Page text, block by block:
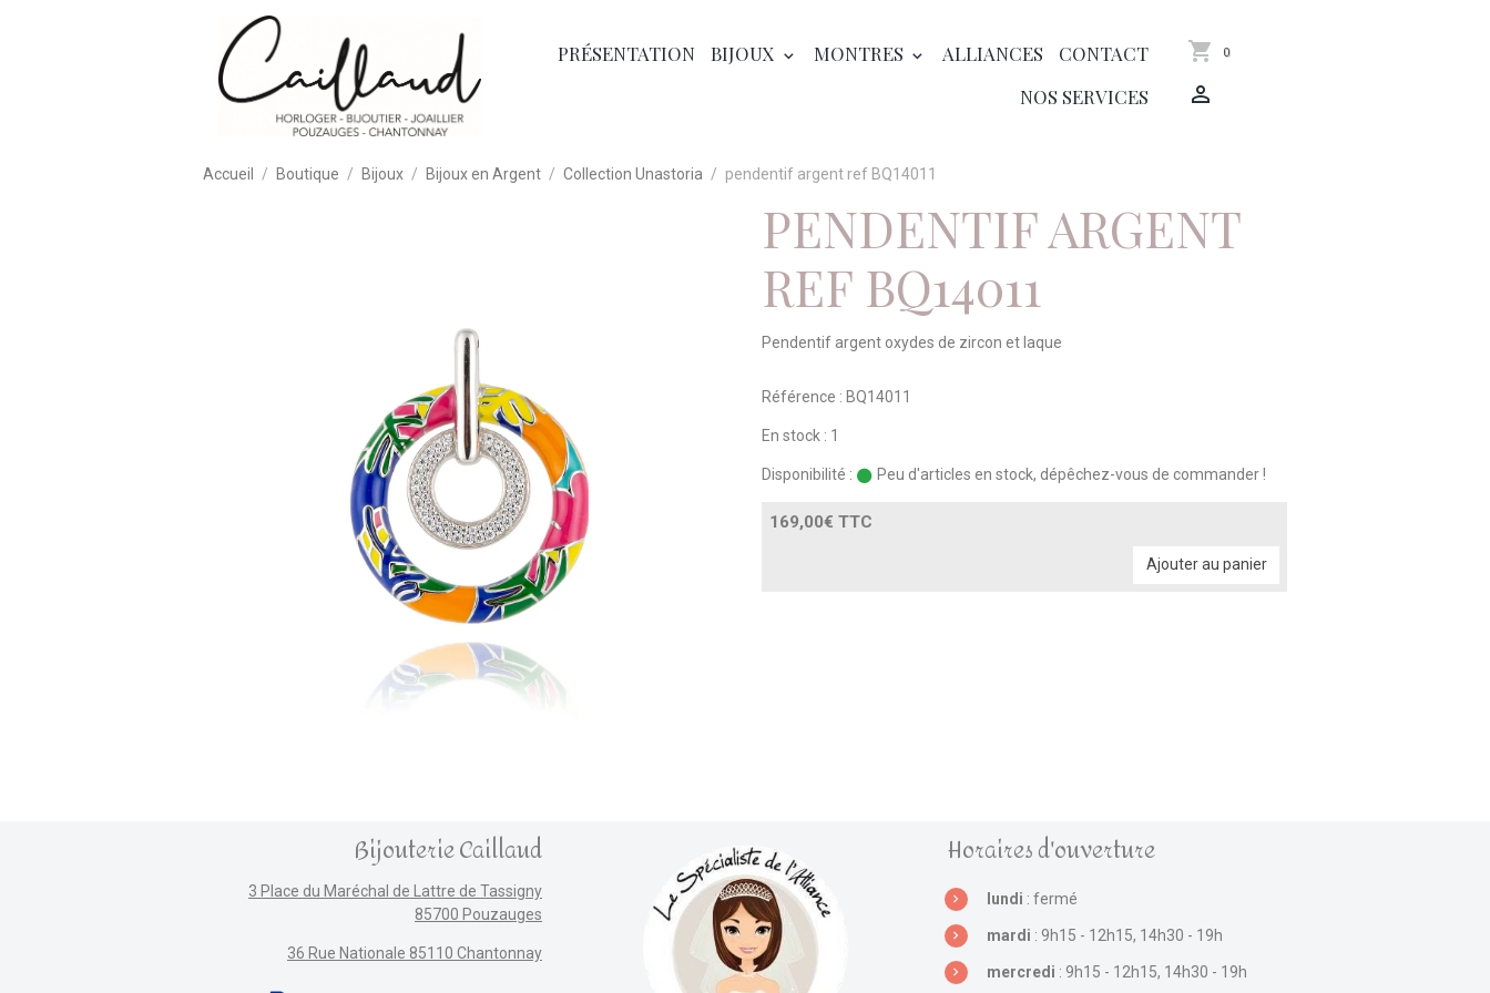
PRÉSENTATION BIJOUX MONTRES ALLIANCES
CONTACT
NOS SERVICES
0
Accueil Boutique Bijoux Bijoux en Argent Collection Unastoria pendentif argent ref BQ14011
PENDENTIF ARGENT
REF BQ14011
Pendentif argent oxydes de zircon et laque
Référence : BQ14011
En stock : 1
Disponibilité : Peu d'articles en stock, dépêchez-vous de commander !
169,00€ TTC
Ajouter au panier
Bijouterie Caillaud
3 Place du Maréchal de Lattre de Tassigny
85700 Pouzauges
36 Rue Nationale 85110 Chantonnay
Horaires d'ouverture
lundi : fermé
mardi : 9h15 - 12h15, 14h30 - 19h
mercredi : 9h15 - 12h15, 14h30 - 19h